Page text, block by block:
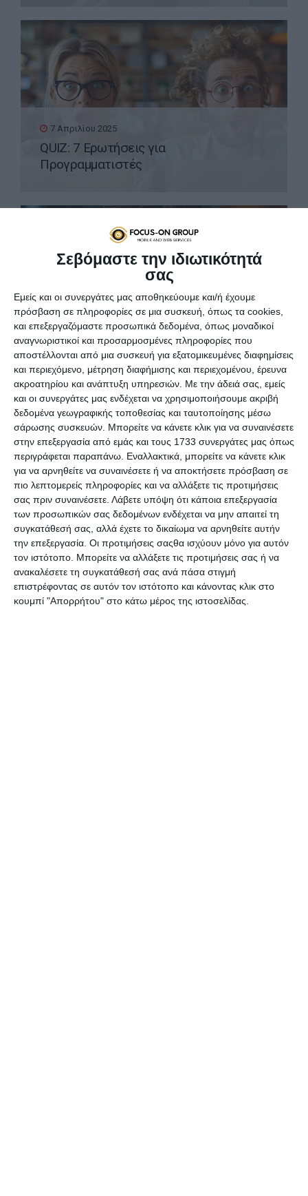
Σεβόμαστε την ιδιωτικότητά
σας
Εμείς και οι συνεργάτες μας αποθηκεύουμε και/ή έχουμε
πρόσβαση σε πληροφορίες σε μια συσκευή, όπως τα cookies,
και επεξεργαζόμαστε προσωπικά δεδομένα, όπως μοναδικοί
αναγνωριστικοί και προσαρμοσμένες πληροφορίες που
αποστέλλονται από μια συσκευή για εξατομικευμένες διαφημίσεις
και περιεχόμενο, μέτρηση διαφήμισης και περιεχομένου, έρευνα
ακροατηρίου και ανάπτυξη υπηρεσιών. Με την άδειά σας, εμείς
και οι συνεργάτες μας ενδέχεται να χρησιμοποιήσουμε ακριβή
δεδομένα γεωγραφικής τοποθεσίας και ταυτοποίησης μέσω
σάρωσης συσκευών. Μπορείτε να κάνετε κλικ για να συναινέσετε
στην επεξεργασία από εμάς και τους 1733 συνεργάτες μας όπως
περιγράφεται παραπάνω. Εναλλακτικά, μπορείτε να κάνετε κλικ
για να αρνηθείτε να συναινέσετε ή να αποκτήσετε πρόσβαση σε
πιο λεπτομερείς πληροφορίες και να αλλάξετε τις προτιμήσεις
σας πριν συναινέσετε. Λάβετε υπόψη ότι κάποια επεξεργασία
των προσωπικών σας δεδομένων ενδέχεται να μην απαιτεί τη
συγκατάθεσή σας, αλλά έχετε το δικαίωμα να αρνηθείτε αυτήν
την επεξεργασία. Οι προτιμήσεις σαςθα ισχύουν μόνο για αυτόν
τον ιστότοπο. Μπορείτε να αλλάξετε τις προτιμήσεις σας ή να
ανακαλέσετε τη συγκατάθεσή σας ανά πάσα στιγμή
επιστρέφοντας σε αυτόν τον ιστότοπο και κάνοντας κλικ στο
κουμπί "Απορρήτου" στο κάτω μέρος της ιστοσελίδας.
7 Απριλίου 2025
QUIZ: 7 Ερωτήσεις για
Προγραμματιστές
4 Απριλίου 2025
Τεχνική Υποστήριξη WordPress: Είσαι
δυσαρεστημένος ;
3 Απριλίου 2025
Όταν Μπορείς, Κάνεις. Αν Δεν Μπορείς,
Διδάσκεις …